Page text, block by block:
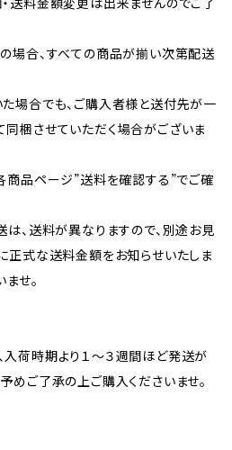
送料金額変更は出来ませんのでご了
場合、すべての商品が揃い次第配送
場合でも、ご購入者様と送付先が一
梱させていただく場合がございま
商品ページ”送料を確認する”でご確
は、送料が異なりますので、別途お見
正式な送料金額をお知らせいたしま
せ。
荷時期より１～３週間ほど発送が
めご了承の上ご購入くださいませ。